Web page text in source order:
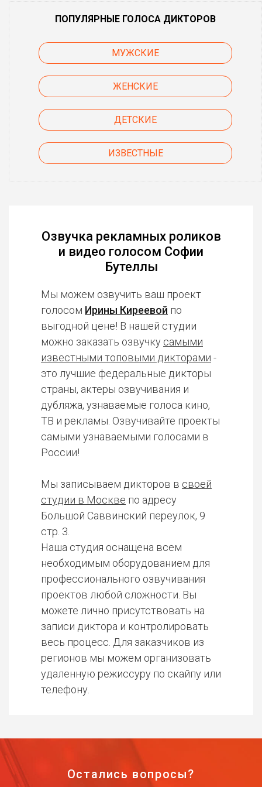
ПОПУЛЯРНЫЕ ГОЛОСА ДИКТОРОВ
МУЖСКИЕ
ЖЕНСКИЕ
ДЕТСКИЕ
ИЗВЕСТНЫЕ
Озвучка рекламных роликов
и видео голосом Софии
Бутеллы
Мы можем озвучить ваш проект
голосом Ирины Киреевой по
выгодной цене! В нашей студии
можно заказать озвучку самыми
известными топовыми дикторами -
это лучшие федеральные дикторы
страны, актеры озвучивания и
дубляжа, узнаваемые голоса кино,
ТВ и рекламы. Озвучивайте проекты
самыми узнаваемыми голосами в
России!
Мы записываем дикторов в своей
студии в Москве по адресу
Большой Саввинский переулок, 9
стр. 3.
Наша студия оснащена всем
необходимым оборудованием для
профессионального озвучивания
проектов любой сложности. Вы
можете лично присутствовать на
записи диктора и контролировать
весь процесс. Для заказчиков из
регионов мы можем организовать
удаленную режиссуру по скайпу или
телефону.
Остались вопросы?